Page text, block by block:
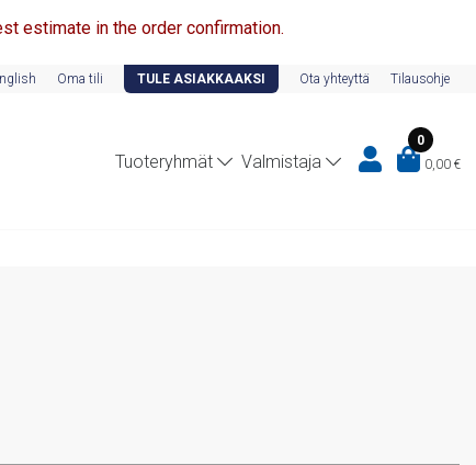
estimate in the order confirmation.
Oma tili TULE ASIAKKAAKSI Ota yhteyttä Tilausohje
Tuoteryhmät Valmistaja
0
0,00 €